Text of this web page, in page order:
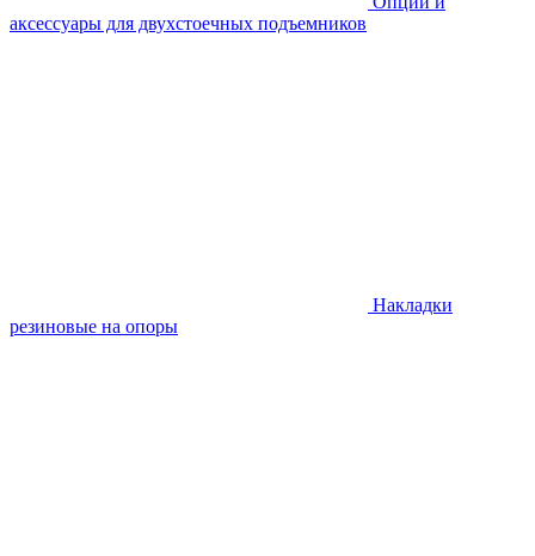
аксессуары для двухстоечных подъемников
Накладки
резиновые на опоры